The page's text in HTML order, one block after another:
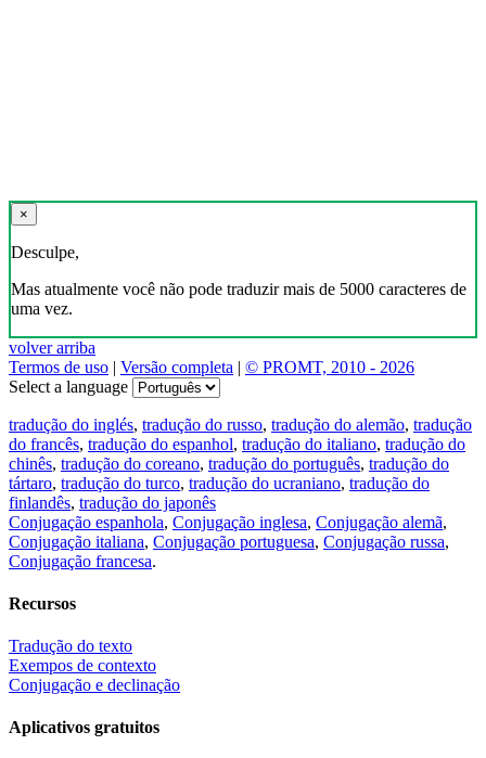
×
Desculpe,
Mas atualmente você não pode traduzir mais de 5000 caracteres de
uma vez.
volver arriba
Termos de uso | Versão completa | © PROMT, 2010 - 2026
Select a language
tradução do inglés, tradução do russo, tradução do alemão, tradução
do francês, tradução do espanhol, tradução do italiano, tradução do
chinês, tradução do coreano, tradução do português, tradução do
tártaro, tradução do turco, tradução do ucraniano, tradução do
finlandês, tradução do japonês
Conjugação espanhola, Conjugação inglesa, Conjugação alemã,
Conjugação italiana, Conjugação portuguesa, Conjugação russa,
Conjugação francesa.
Recursos
Tradução do texto
Exempos de contexto
Conjugação e declinação
Aplicativos gratuitos